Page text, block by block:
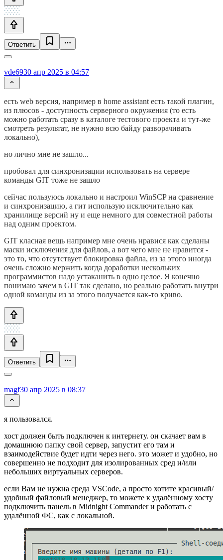
Ответить
vde6930 апр 2025 в 04:57
есть web версия, например в home assistant есть такой плагин,
из плюсов - доступность серверного окружения (то есть
можно работать сразу в каталоге тестового проекта и тут-же
смотреть результат, не нужно всю байду разворачивать
локально),
но лично мне не зашло...
пробовал для синхронизации использовать на сервере
команды GIT тоже не зашло
сейчас пользуюсь локально и настроил WinSCP на сравнение
и синхронизацию, а гит использую исключительно как
хранилище версий ну и еще немного для совместной работы
над одним проектом.
GIT класная вещь например мне очень нравися как сделаны
маски исключения для файлов, а вот чего мне не нравится -
это то, что отсутствует блокировка файла, из за этого иногда
очень сложно мержить когда доработки нескольких
программистов надо устаканить в одно целое. Я конечно
понимаю зачем в GIT так сделано, но реально работать внутри
одной команды из за этого получается как-то криво.
Ответить
magf30 апр 2025 в 08:37
я пользовался.
хост должен быть подключен к интернету. он скачает вам в
домашнюю папку свой сервер, запустит его там и
взаимодействие будет идти через него. это может и удобно, но
совершенно не подходит для изолированных сред и/или
небольших виртуальных серверов.
если Вам не нужна среда VSCode, а просто хотите красивый/
удобный файловый менеджер, то можете к удалённому хосту
подключить панель в Midnight Commander и работать с
удалённой ФС, как с локальной.